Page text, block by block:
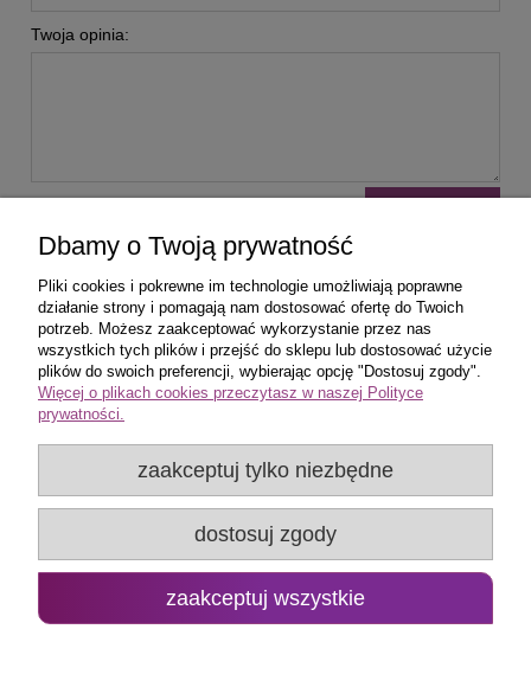
Twoja opinia:
Zakupy
Popularne produkty
Moje konto
Promo Group Rafał Huk
Dbamy o Twoją prywatność
Pliki cookies i pokrewne im technologie umożliwiają poprawne
działanie strony i pomagają nam dostosować ofertę do Twoich
potrzeb. Możesz zaakceptować wykorzystanie przez nas
wszystkich tych plików i przejść do sklepu lub dostosować użycie
plików do swoich preferencji, wybierając opcję "Dostosuj zgody".
Więcej o plikach cookies przeczytasz w naszej Polityce
prywatności.
zaakceptuj tylko niezbędne
dostosuj zgody
zaakceptuj wszystkie